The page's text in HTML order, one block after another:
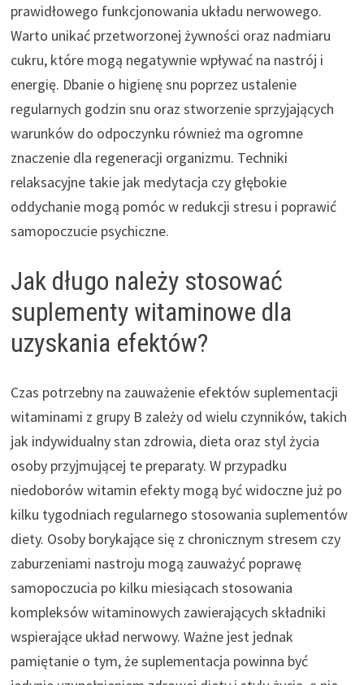
prawidłowego funkcjonowania układu nerwowego.
Warto unikać przetworzonej żywności oraz nadmiaru
cukru, które mogą negatywnie wpływać na nastrój i
energię. Dbanie o higienę snu poprzez ustalenie
regularnych godzin snu oraz stworzenie sprzyjających
warunków do odpoczynku również ma ogromne
znaczenie dla regeneracji organizmu. Techniki
relaksacyjne takie jak medytacja czy głębokie
oddychanie mogą pomóc w redukcji stresu i poprawić
samopoczucie psychiczne.
Jak długo należy stosować
suplementy witaminowe dla
uzyskania efektów?
Czas potrzebny na zauważenie efektów suplementacji
witaminami z grupy B zależy od wielu czynników, takich
jak indywidualny stan zdrowia, dieta oraz styl życia
osoby przyjmującej te preparaty. W przypadku
niedoborów witamin efekty mogą być widoczne już po
kilku tygodniach regularnego stosowania suplementów
diety. Osoby borykające się z chronicznym stresem czy
zaburzeniami nastroju mogą zauważyć poprawę
samopoczucia po kilku miesiącach stosowania
kompleksów witaminowych zawierających składniki
wspierające układ nerwowy. Ważne jest jednak
pamiętanie o tym, że suplementacja powinna być